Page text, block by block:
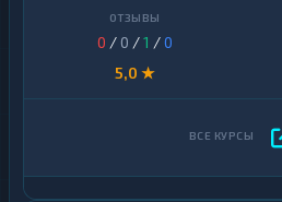
0 / 0 /1 /0
5,0 ★